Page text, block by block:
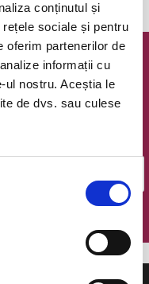
conținutul și
sociale și pentru
oferim partenerilor de
informații cu
ul nostru. Aceștia le
de dvs. sau culese
cu cele mai noi